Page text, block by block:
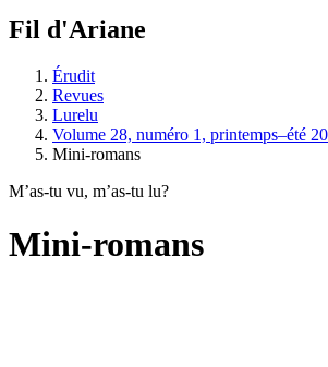
Fil d'Ariane
Érudit
Revues
Lurelu
Volume 28, numéro 1, printemps–été
Mini-romans
M’as-tu vu, m’as-tu lu?
Mini-romans